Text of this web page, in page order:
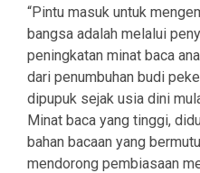
“Pintu masuk untuk
bangsa adalah melalui
peningkatan minat baca
dari penumbuhan budi
dipupuk sejak usia dini
Minat baca yang tinggi,
bahan bacaan yang
mendorong pembiasaan